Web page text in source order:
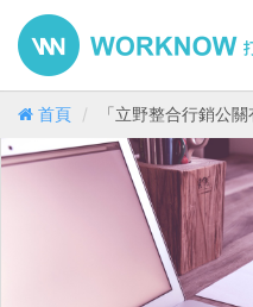
首頁 「立野整合行銷公關